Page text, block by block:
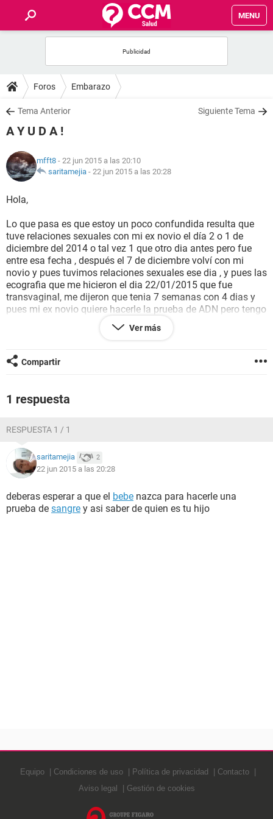
MENU
FOROS
SALUD
NUTRICIÓN
BIENESTAR
SEXUALIDAD
GLOSARIO
Foros Embarazo
Tema Anterior Siguiente Tema
A Y U D A !
mfft8 - 22 jun 2015 a las 20:10
saritamejia - 22 jun 2015 a las 20:28
Hola,
Lo que pasa es que estoy un poco confundida resulta que
tuve relaciones sexuales con mi ex novio el día 2 o 1 de
diciembre del 2014 o tal vez 1 que otro dia antes pero fue
entre esa fecha , después el 7 de diciembre volví con mi
novio y pues tuvimos relaciones sexuales ese dia , y pues las
ecografia que me hicieron el dia 22/01/2015 que fue
transvaginal, me dijeron que tenia 7 semanas con 4 dias y
pues mi ex novio quiere hacerle la prueba de ADN pero tengo
que estar segura de que si es de el para que se la haga
entonces quisiera saber si me podría ayudar a descubrir de
Buen dia !
Ver más
Compartir
1 respuesta
RESPUESTA 1 / 1
saritamejia 2
22 jun 2015 a las 20:28
deberas esperar a que el bebe nazca para hacerle una
prueba de sangre y asi saber de quien es tu hijo
Equipo Condiciones de uso Política de privacidad
Contacto
Aviso legal
Gestión de cookies